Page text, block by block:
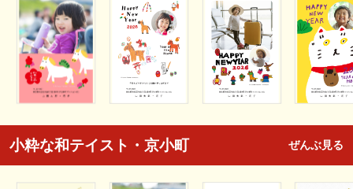
小粋な和テイスト・京小町 ぜんぶ見る